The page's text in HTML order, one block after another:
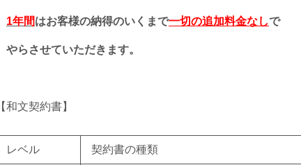
1年間はお客様の納得のいくまで一切の追加料金なしで
やらさせていただきます。
【和文契約書】
レベル 契約書の種類